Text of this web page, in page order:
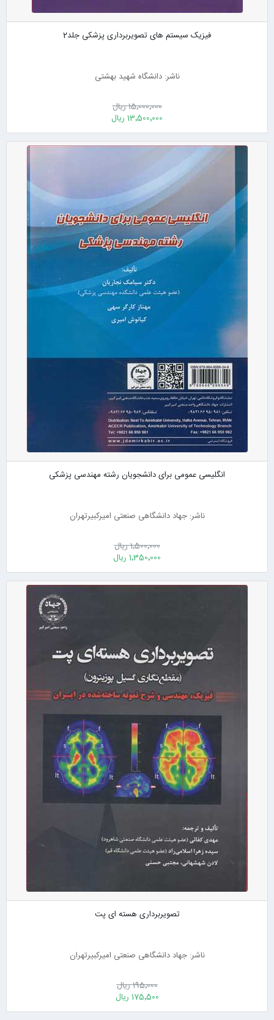
فیزیک سیستم های تصویربرداری پزشکی جلد2
ناشر: دانشگاه شهید بهشتی
15٬000٬000 ریال
13٬500٬000 ریال
انگلیسی عمومی برای دانشجویان رشته مهندسی پزشکی
ناشر: جهاد دانشگاهی صنعتی امیرکبیرتهران
1٬500٬000 ریال
1٬350٬000 ریال
تصویربرداری هسته ای پت
ناشر: جهاد دانشگاهی صنعتی امیرکبیرتهران
195٬000 ریال
175٬500 ریال